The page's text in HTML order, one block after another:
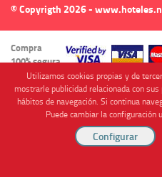
© Copyrigth 2026 -
Compra
100% segura
Cofinanciado por
Utilizamos cookies propias y de
mostrarle publicidad relacionada con
hábitos de navegación. Si continua
Puede cambiar la configuración